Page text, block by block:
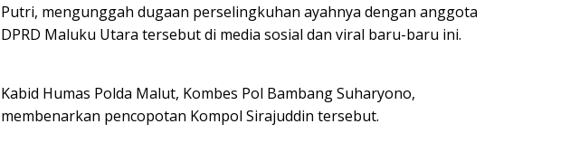
Putri, mengunggah dugaan perselingkuhan ayahnya dengan anggota
DPRD Maluku Utara tersebut di media sosial dan viral baru-baru ini.
Kabid Humas Polda Malut, Kombes Pol Bambang Suharyono,
membenarkan pencopotan Kompol Sirajuddin tersebut.